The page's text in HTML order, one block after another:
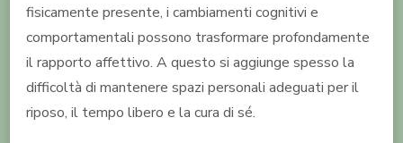
fisicamente presente, i cambiamenti cognitivi e
comportamentali possono trasformare profondamente
il rapporto affettivo. A questo si aggiunge spesso la
difficoltà di mantenere spazi personali adeguati per il
riposo, il tempo libero e la cura di sé.